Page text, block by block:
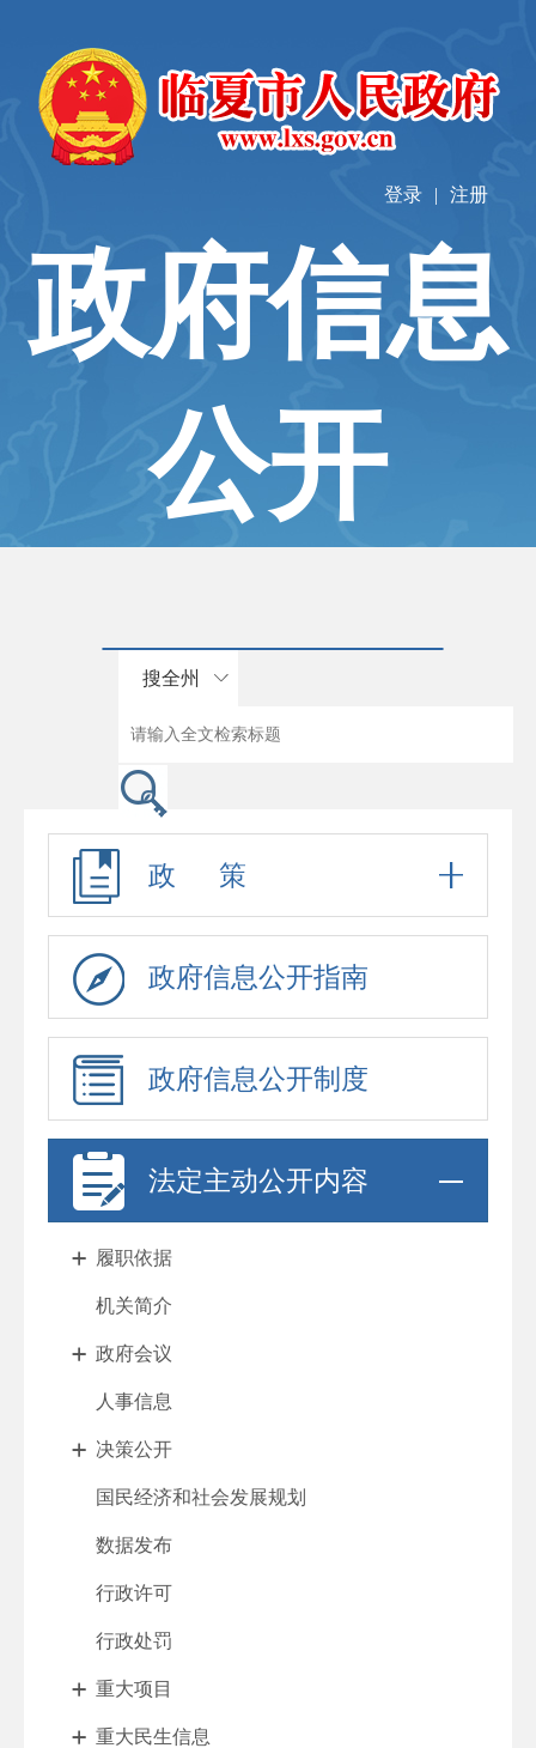
登录 | 注册
政府信息
公开
搜全州
政 策
政府信息公开指南
政府信息公开制度
法定主动公开内容
履职依据
机关简介
政府会议
人事信息
决策公开
国民经济和社会发展规划
数据发布
行政许可
行政处罚
重大项目
重大民生信息